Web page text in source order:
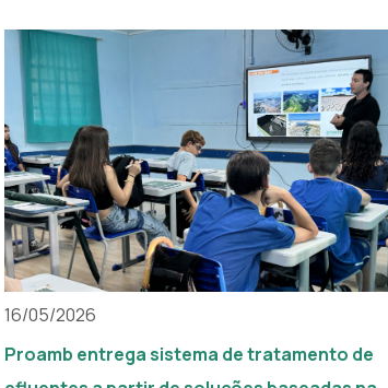
16/05/2026
Proamb entrega sistema de tratamento de